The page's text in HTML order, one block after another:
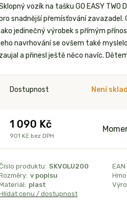
vozík na tašku GO EASY TWO
snadnější přemísťování zavazadel.
jedinečný výrobek s přímým
navrhování se ovšem také
zaujal a přinesl ještě něco navíc.
Dostupnost Není
1 090 Kč
901 Kč bez DPH
produktu: SKVOLU200
v popisu
plast
cenu / dostupnost